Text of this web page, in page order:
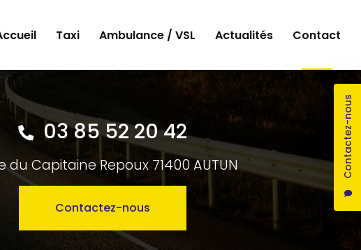
Contactez-nous
Taxi Ambulance / VSL Actualités Contact
03 85 52 20 42
du Capitaine Repoux 71400 AUTUN
Contactez-nous